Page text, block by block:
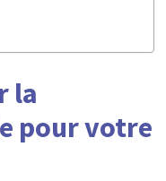
la
pour votre